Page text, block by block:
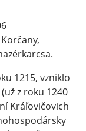
1215, vzniklo
z roku 1240
Kráľovičovich